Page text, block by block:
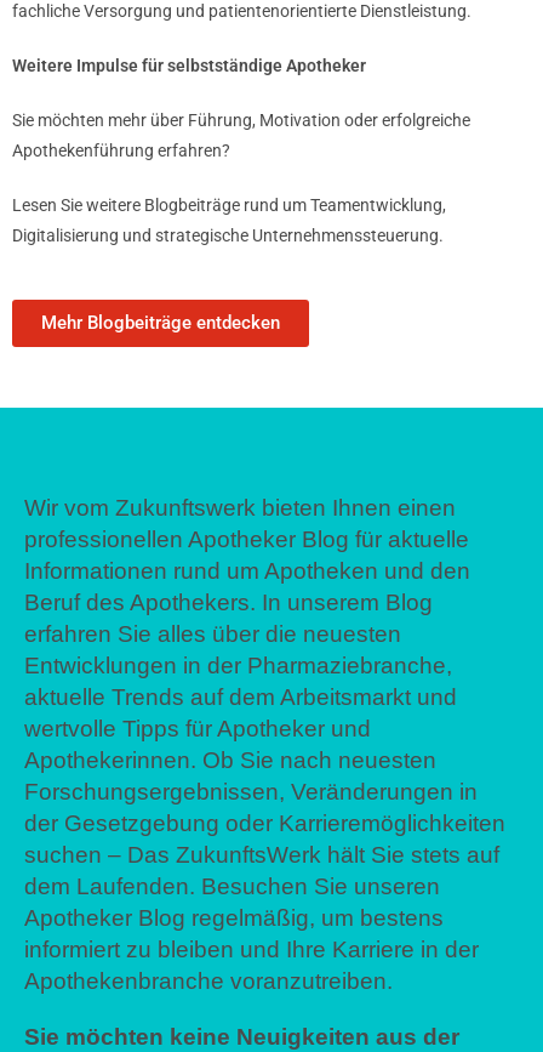
fachliche Versorgung und patientenorientierte Dienstleistung.
Weitere Impulse für selbstständige Apotheker
Sie möchten mehr über Führung, Motivation oder erfolgreiche
Apothekenführung erfahren?
Lesen Sie weitere Blogbeiträge rund um Teamentwicklung,
Digitalisierung und strategische Unternehmenssteuerung.
Mehr Blogbeiträge entdecken
Wir vom Zukunftswerk bieten Ihnen einen
professionellen Apotheker Blog für aktuelle
Informationen rund um Apotheken und den
Beruf des Apothekers. In unserem Blog
erfahren Sie alles über die neuesten
Entwicklungen in der Pharmaziebranche,
aktuelle Trends auf dem Arbeitsmarkt und
wertvolle Tipps für Apotheker und
Apothekerinnen. Ob Sie nach neuesten
Forschungsergebnissen, Veränderungen in
der Gesetzgebung oder Karrieremöglichkeiten
suchen – Das ZukunftsWerk hält Sie stets auf
dem Laufenden. Besuchen Sie unseren
Apotheker Blog regelmäßig, um bestens
informiert zu bleiben und Ihre Karriere in der
Apothekenbranche voranzutreiben.
Sie möchten keine Neuigkeiten aus der